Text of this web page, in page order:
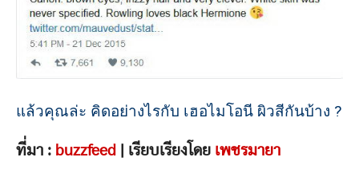
แล้วคุณล่ะ คิดอย่างไรกับ เฮอไมโอนี ผิวสีกันบ้าง ?
ที่มา : buzzfeed | เรียบเรียงโดย เพชรมายา